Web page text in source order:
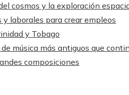
cosmos y la exploración
y laborales para crear empleos
y Tobago
música más antiguos que
composiciones